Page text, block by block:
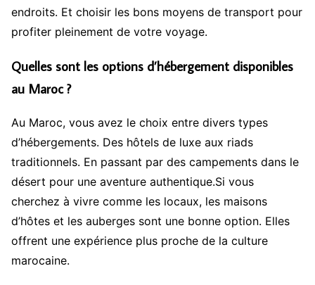
endroits. Et choisir les bons moyens de transport pour
profiter pleinement de votre voyage.
Quelles sont les options d’hébergement disponibles
au Maroc ?
Au Maroc, vous avez le choix entre divers types
d’hébergements. Des hôtels de luxe aux riads
traditionnels. En passant par des campements dans le
désert pour une aventure authentique.Si vous
cherchez à vivre comme les locaux, les maisons
d’hôtes et les auberges sont une bonne option. Elles
offrent une expérience plus proche de la culture
marocaine.